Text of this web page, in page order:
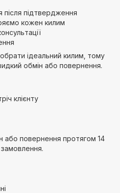
підтвердження
кожен килим
ідеальний килим, тому
обмін або повернення.
клієнту
повернення протягом 14